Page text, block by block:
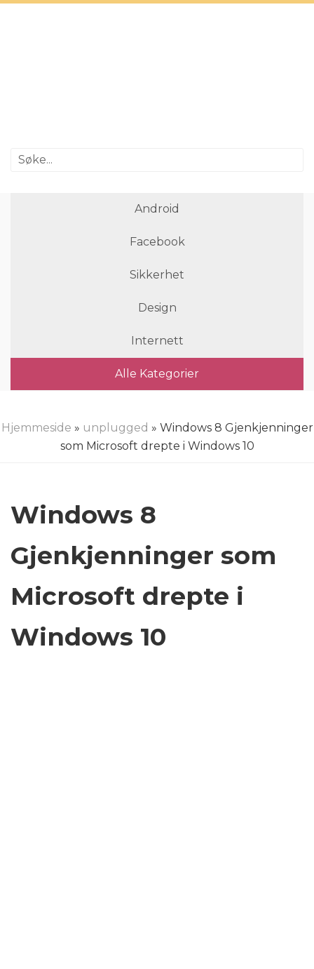
Android
Facebook
Sikkerhet
Design
Internett
Alle Kategorier
Hjemmeside » unplugged » Windows 8 Gjenkjenninger
som Microsoft drepte i Windows 10
Windows 8
Gjenkjenninger som
Microsoft drepte i
Windows 10